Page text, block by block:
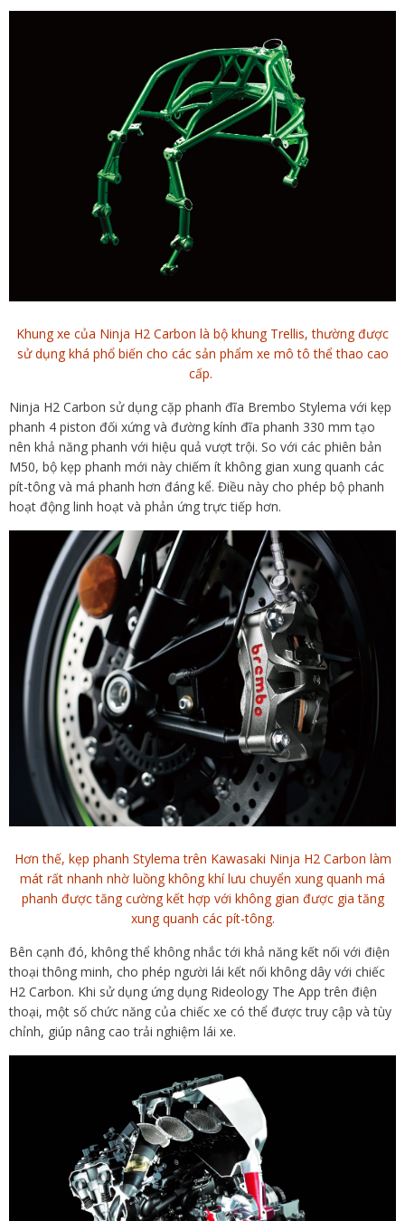
Khung xe của Ninja H2 Carbon là bộ khung Trellis, thường được
sử dụng khá phổ biến cho các sản phẩm xe mô tô thể thao cao
cấp.
Ninja H2 Carbon sử dụng cặp phanh đĩa Brembo Stylema với kẹp
phanh 4 piston đối xứng và đường kính đĩa phanh 330 mm tạo
nên khả năng phanh với hiệu quả vượt trội. So với các phiên bản
M50, bộ kẹp phanh mới này chiếm ít không gian xung quanh các
pít-tông và má phanh hơn đáng kể. Điều này cho phép bộ phanh
hoạt động linh hoạt và phản ứng trực tiếp hơn.
Hơn thế, kẹp phanh Stylema trên Kawasaki Ninja H2 Carbon làm
mát rất nhanh nhờ luồng không khí lưu chuyển xung quanh má
phanh được tăng cường kết hợp với không gian được gia tăng
xung quanh các pít-tông.
Bên cạnh đó, không thể không nhắc tới khả năng kết nối với điện
thoại thông minh, cho phép người lái kết nối không dây với chiếc
H2 Carbon. Khi sử dụng ứng dụng Rideology The App trên điện
thoại, một số chức năng của chiếc xe có thể được truy cập và tùy
chỉnh, giúp nâng cao trải nghiệm lái xe.